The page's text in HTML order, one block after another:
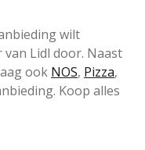
wilt
Lidl door. Naast
ook NOS, Pizza,
Koop alles